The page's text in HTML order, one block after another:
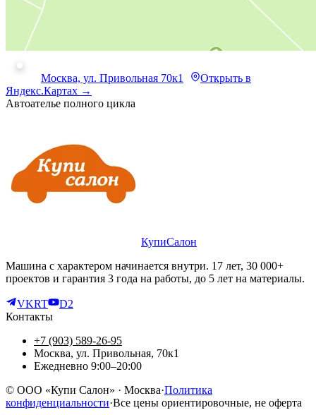
Москва, ул. Привольная 70к1
Открыть в
Яндекс.Картах →
Автоателье полного цикла
КупиСалон
Машина с характером начинается внутри. 17 лет, 30 000+
проектов и гарантия 3 года на работы, до 5 лет на материалы.
VKRT
D2
Контакты
+7 (903) 589-26-95
Москва, ул. Привольная, 70к1
Ежедневно 9:00–20:00
© ООО «Купи Салон» · Москва·Политика
конфиденциальности·Все цены ориентировочные, не оферта